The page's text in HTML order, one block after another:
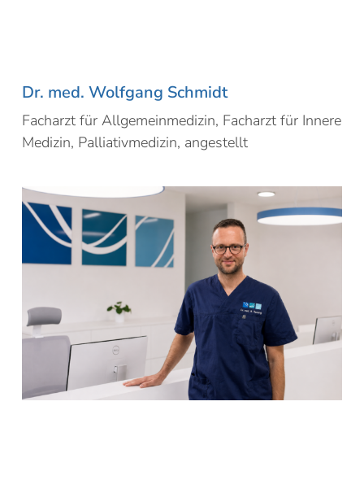
Dr. med. Wolfgang Schmidt
Facharzt für Allgemeinmedizin, Facharzt für Innere
Medizin, Palliativmedizin, angestellt